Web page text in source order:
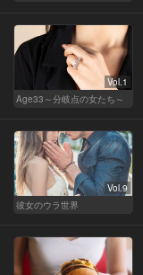
Vol.1
Age33～分岐点の女たち～
Vol.9
彼女のウラ世界